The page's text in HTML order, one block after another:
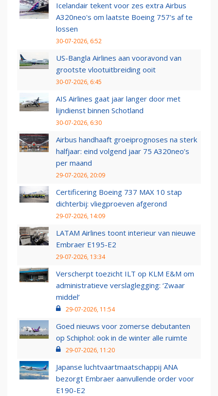
Icelandair tekent voor zes extra Airbus
A320neo's om laatste Boeing 757's af te
lossen
30-07-2026, 6:52
US-Bangla Airlines aan vooravond van
grootste vlootuitbreiding ooit
30-07-2026, 6:45
AIS Airlines gaat jaar langer door met
lijndienst binnen Schotland
30-07-2026, 6:30
Airbus handhaaft groeiprognoses na sterk
halfjaar: eind volgend jaar 75 A320neo’s
per maand
29-07-2026, 20:09
Certificering Boeing 737 MAX 10 stap
dichterbij: vliegproeven afgerond
29-07-2026, 14:09
LATAM Airlines toont interieur van nieuwe
Embraer E195-E2
29-07-2026, 13:34
Verscherpt toezicht ILT op KLM E&M om
administratieve verslaglegging: ‘Zwaar
middel’
29-07-2026, 11:54
Goed nieuws voor zomerse debutanten
op Schiphol: ook in de winter alle ruimte
29-07-2026, 11:20
Japanse luchtvaartmaatschappij ANA
bezorgt Embraer aanvullende order voor
E190-E2